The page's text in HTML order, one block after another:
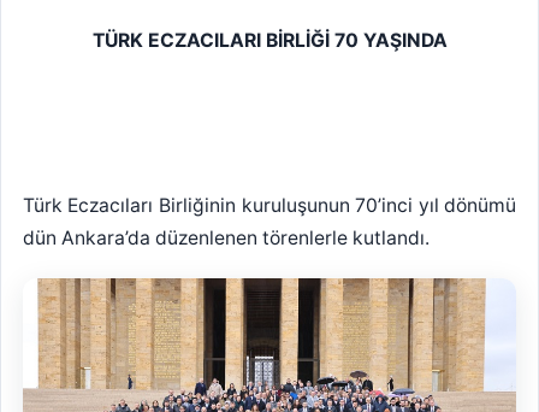
TÜRK ECZACILARI BİRLİĞİ 70 YAŞINDA
Türk Eczacıları Birliğinin kuruluşunun 70’inci yıl dönümü
dün Ankara’da düzenlenen törenlerle kutlandı.